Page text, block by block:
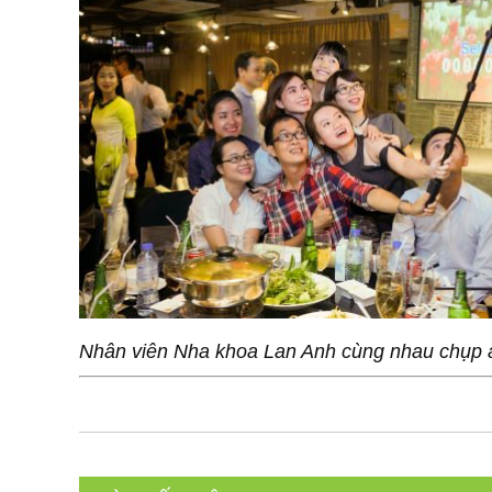
Nhân viên Nha khoa Lan Anh cùng nhau chụp